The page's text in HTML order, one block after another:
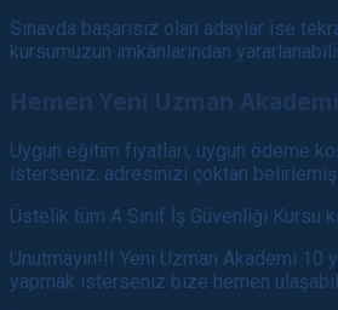
Sınavda başarısız olan adaylar ise
kursumuzun imkânlarından
Hemen Yeni Uzman
Uygun eğitim fiyatları, uygun ödeme
isterseniz; adresinizi çoktan belirlemiş
Üstelik tüm A Sınıf İş Güvenliği Kursu
Unutmayın!!! Yeni Uzman Akademi
yapmak isterseniz bize hemen